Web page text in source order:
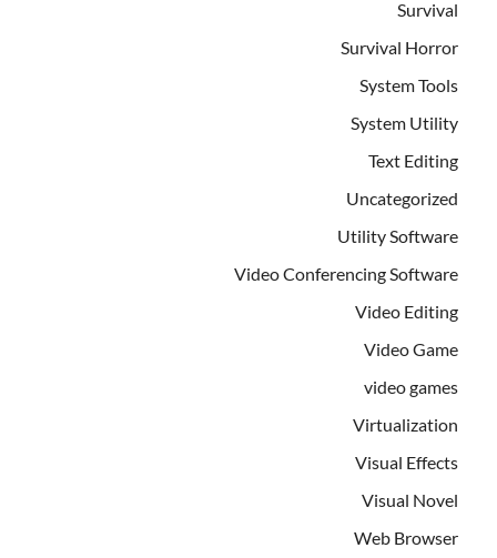
Survival
Survival Horror
System Tools
System Utility
Text Editing
Uncategorized
Utility Software
Video Conferencing Software
Video Editing
Video Game
video games
Virtualization
Visual Effects
Visual Novel
Web Browser